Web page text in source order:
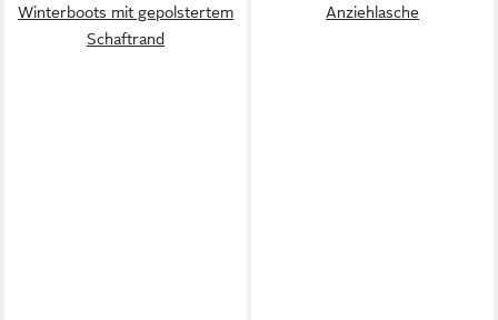
Winterboots mit gepolstertem
Schaftrand
Anziehlasche